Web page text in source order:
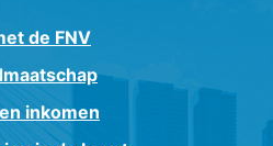
de FNV
inkomen